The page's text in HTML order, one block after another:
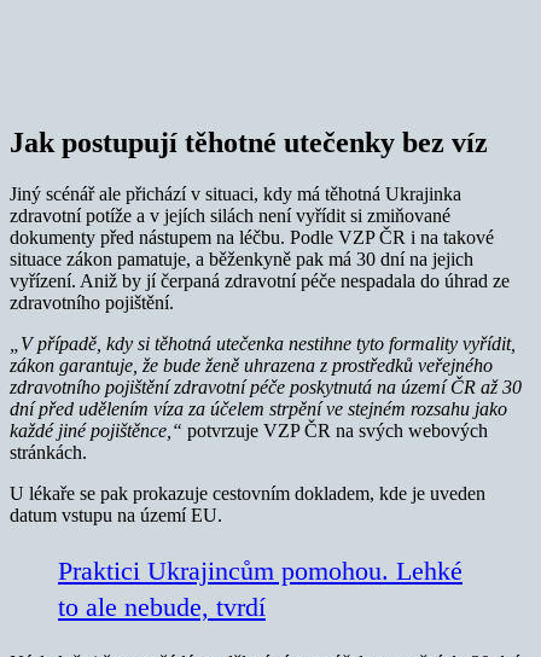
Jak postupují těhotné utečenky bez víz
Jiný scénář ale přichází v situaci, kdy má těhotná Ukrajinka
zdravotní potíže a v jejích silách není vyřídit si zmiňované
dokumenty před nástupem na léčbu. Podle VZP ČR i na takové
situace zákon pamatuje, a běženkyně pak má 30 dní na jejich
vyřízení. Aniž by jí čerpaná zdravotní péče nespadala do úhrad ze
zdravotního pojištění.
„V případě, kdy si těhotná utečenka nestihne tyto formality vyřídit,
zákon garantuje, že bude ženě uhrazena z prostředků veřejného
zdravotního pojištění zdravotní péče poskytnutá na území ČR až 30
dní před udělením víza za účelem strpění ve stejném rozsahu jako
každé jiné pojištěnce,“ potvrzuje VZP ČR na svých webových
stránkách.
U lékaře se pak prokazuje cestovním dokladem, kde je uveden
datum vstupu na území EU.
Praktici Ukrajincům pomohou. Lehké
to ale nebude, tvrdí